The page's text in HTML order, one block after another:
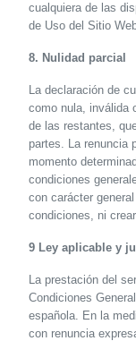
cualquiera de las
de Uso del Sitio
8. Nulidad parcial
La declaración de
como nula, inválida
de las restantes,
partes. La renuncia
momento
condiciones
con carácter
condiciones, ni
9 Ley aplicable y
La prestación del
Condiciones
española. En la
con renuncia